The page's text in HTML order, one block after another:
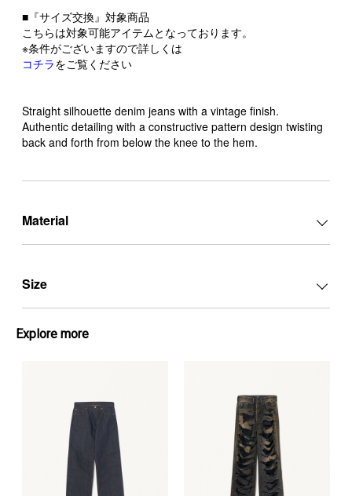
■『サイズ交換』対象商品
こちらは対象可能アイテムとなっております。
※条件がございますので詳しくは
コチラをご覧ください
Straight silhouette denim jeans with a vintage finish.
Authentic detailing with a constructive pattern design twisting
back and forth from below the knee to the hem.
Material
Size
Explore more